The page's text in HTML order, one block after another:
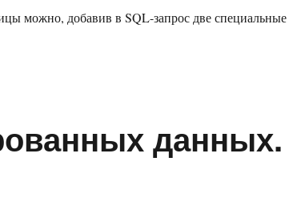
можно, добавив в SQL-запрос две
данных.